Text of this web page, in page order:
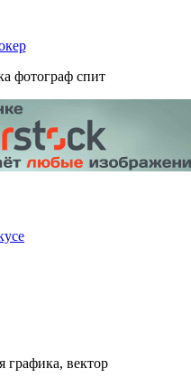
фотограф спит
графика, вектор